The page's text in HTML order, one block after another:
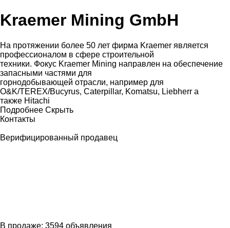
Kraemer Mining GmbH
На протяжении более 50 лет фирма Kraemer является
профессионалом в сфере строительной
техники. Фокус Kraemer Mining направлен на обеспечение
запасными частями для
горнодобывающей отрасли, например для
O&K/TEREX/Bucyrus, Caterpillar, Komatsu, Liebherr а
также Hitachi
Подробнее Скрыть
Контакты
Верифицированный продавец
В продаже: 3594 объявления